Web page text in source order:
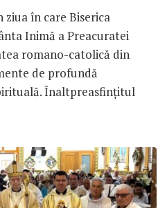
ziua în care Biserica
Inimă a Preacuratei
romano-catolică din
de profundă
Înaltpreasfințitul